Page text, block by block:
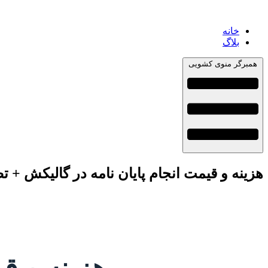
خانه
بلاگ
همبرگر منوی کشویی
هزینه و قیمت انجام پایان نامه در گالیکش +